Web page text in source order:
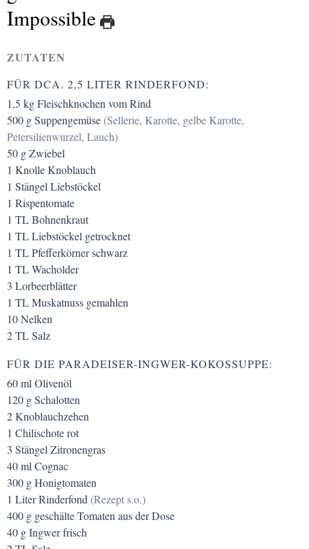
Impossible
ZUTATEN
FÜR DCA. 2,5 LITER RINDERFOND:
1,5 kgFleischknochen vom Rind
500 gSuppengemüse (Sellerie, Karotte, gelbe Karotte,
Petersilienwurzel, Lauch)
50 gZwiebel
1 KnolleKnoblauch
1 Stängel Liebstöckel
1 Rispentomate
1 TLBohnenkraut
1 TLLiebstöckel getrocknet
1 TLPfefferkörner schwarz
1 TLWacholder
3 Lorbeerblätter
1 TLMuskatnuss gemahlen
10Nelken
2TLSalz
FÜR DIE PARADEISER-INGWER-KOKOSSUPPE:
60ml Olivenöl
120 gSchalotten
2Knoblauchzehen
1 Chilischote rot
3 Stängel Zitronengras
40ml Cognac
300 gHonigtomaten
1 LiterRinderfond (Rezept s.o.)
400 g geschälte Tomaten aus der Dose
40 gIngwer frisch